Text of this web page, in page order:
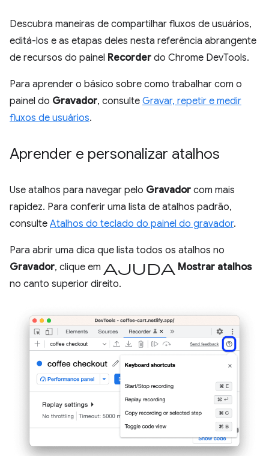
Descubra maneiras de compartilhar fluxos de usuários,
editá-los e as etapas deles nesta referência abrangente
de recursos do painel Recorder do Chrome DevTools.
Para aprender o básico sobre como trabalhar com o
painel do Gravador, consulte Gravar, repetir e medir
fluxos de usuários.
Aprender e personalizar atalhos
Use atalhos para navegar pelo Gravador com mais
rapidez. Para conferir uma lista de atalhos padrão,
consulte Atalhos do teclado do painel do gravador.
Para abrir uma dica que lista todos os atalhos no
Gravador, clique em ajuda Mostrar atalhos
no canto superior direito.